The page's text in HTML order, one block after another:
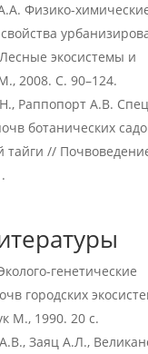
Физико-
экосистемы и
2008. С. 90–124.
Раппопорт А.В.
ботанических
тайги //
генетические
городских
М., 1990. 20 с.
Заяц А.Л.,